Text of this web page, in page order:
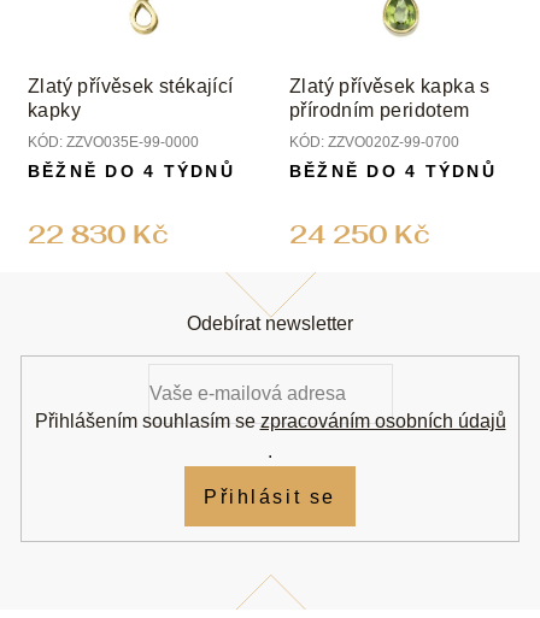
Zlatý přívěsek stékající
kapky
KÓD: ZZVO035E-99-0000
22 830 Kč
BĚŽNĚ DO 4 TÝDNŮ
Zlatý přívěsek kapka s
přírodním peridotem
KÓD: ZZVO020Z-99-0700
24 250 Kč
BĚŽNĚ DO 4 TÝDNŮ
Odebírat newsletter
Přihlášením souhlasím se zpracováním osobních údajů
.
Přihlásit se